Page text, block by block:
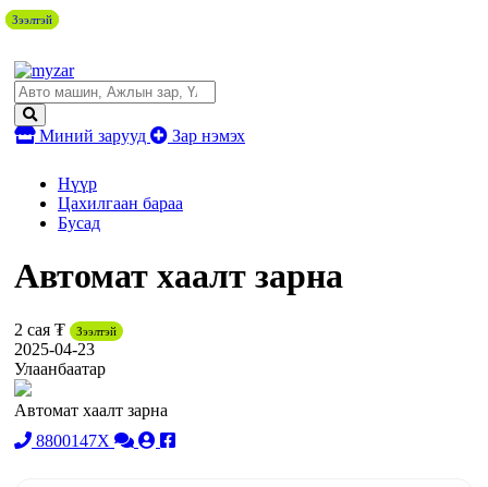
Миний зарууд Зар нэмэх
Нүүр
Цахилгаан бараа
Бусад
Автомат хаалт зарна
2 сая ₮ Зээлтэй
2025-04-23
Улаанбаатар
Автомат хаалт зарна
8800147X
Зээлтэй
Зээлтэй
Зээлтэй